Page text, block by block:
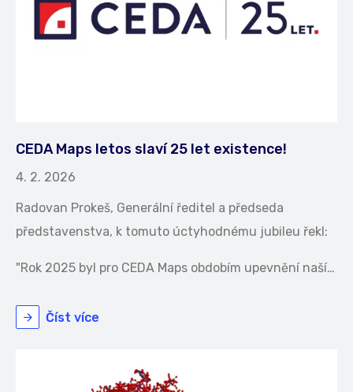
CEDA Maps letos slaví 25 let existence!
4. 2. 2026
Radovan Prokeš, Generální ředitel a předseda
představenstva, k tomuto úctyhodnému jubileu řekl:
"Rok 2025 byl pro CEDA Maps obdobím upevnění naší…
Číst více